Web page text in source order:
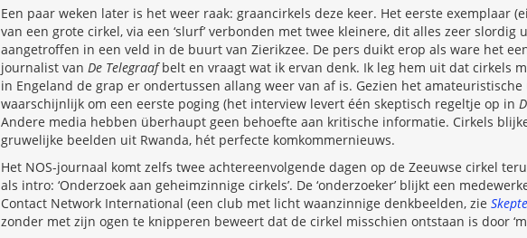
Een paar weken later is het weer raak: graancirkels deze keer. Het eerste exemplaar
van een grote cirkel, via een ‘slurf’ verbonden met twee kleinere, dit alles zeer slordig
aangetroffen in een veld in de buurt van Zierikzee. De pers duikt erop als ware het
journalist van De Telegraafbelt en vraagt wat ik ervan denk. Ik leg hem uit dat cirkels
in Engeland de grap er ondertussen allang weer van af is. Gezien het
waarschijnlijk om een eerste poging (het interview levert één skeptisch regeltje op in
Andere media hebben überhaupt geen behoefte aan kritische informatie. Cirkels
gruwelijke beelden uit Rwanda, hét perfecte komkommernieuws.
Het NOS-journaal komt zelfs twee achtereenvolgende dagen op de Zeeuwse cirkel
als intro: ‘Onderzoek aan geheimzinnige cirkels’. De ‘onderzoeker’ blijkt een
Contact Network International (een club met licht waanzinnige denkbeelden, zie
zonder met zijn ogen te knipperen beweert dat de cirkel misschien ontstaan is door